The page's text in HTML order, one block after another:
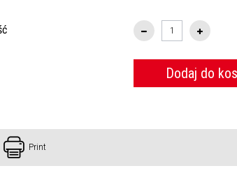
Dodaj do
Print